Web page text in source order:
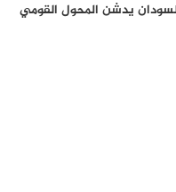
يدشن المحول القومي